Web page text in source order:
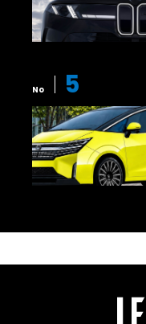
No 5